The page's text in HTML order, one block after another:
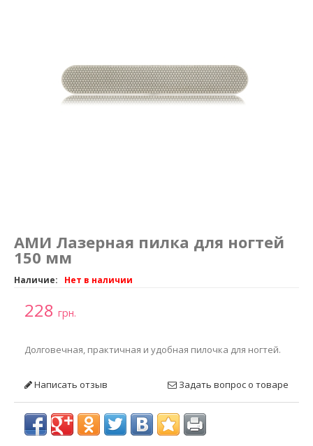
АМИ Лазерная пилка для ногтей
150 мм
Наличие: Нет в наличии
228 грн.
Долговечная, практичная и удобная пилочка для ногтей.
Написать отзыв Задать вопрос о товаре